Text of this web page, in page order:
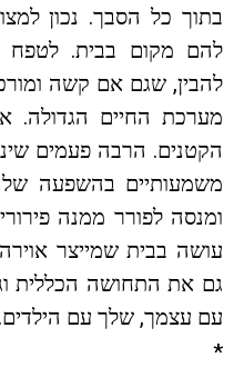
בתוך כל הסבך. נכון
להם מקום בבית. לטפח
להבין, שגם אם קשה
מערכת החיים הגדולה.
הקטנים. הרבה פעמים
משמעותיים בהשפעה
ומנסה לפורר ממנה
עושה בבית שמייצר
גם את התחושה הכללית
עם עצמך, שלך עם
*